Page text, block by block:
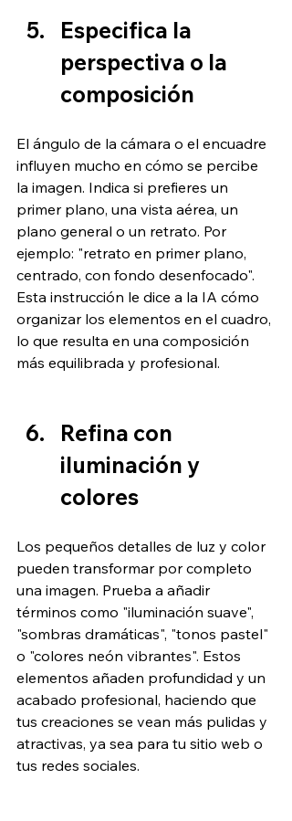
Especifica la
perspectiva o la
composición
El ángulo de la cámara o el encuadre
influyen mucho en cómo se percibe
la imagen. Indica si prefieres un
primer plano, una vista aérea, un
plano general o un retrato. Por
ejemplo: "retrato en primer plano,
centrado, con fondo desenfocado".
Esta instrucción le dice a la IA cómo
organizar los elementos en el cuadro,
lo que resulta en una composición
más equilibrada y profesional.
Refina con
iluminación y
colores
Los pequeños detalles de luz y color
pueden transformar por completo
una imagen. Prueba a añadir
términos como "iluminación suave",
"sombras dramáticas", "tonos pastel"
o "colores neón vibrantes". Estos
elementos añaden profundidad y un
acabado profesional, haciendo que
tus creaciones se vean más pulidas y
atractivas, ya sea para tu sitio web o
tus redes sociales.